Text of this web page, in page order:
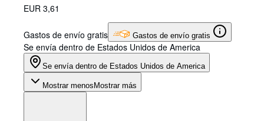
EUR 3,61
Gastos de envío gratis Gastos de envío gratis
Se envía dentro de Estados Unidos de America
Se envía dentro de Estados Unidos de America
Mostrar menosMostrar más